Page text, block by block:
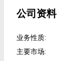
公司资料
业务性质:
主要市场: